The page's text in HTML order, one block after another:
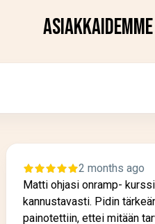
2 months ago
Matti ohjasi onramp-
kannustavasti. Pidin
painotettiin, ettei mitään